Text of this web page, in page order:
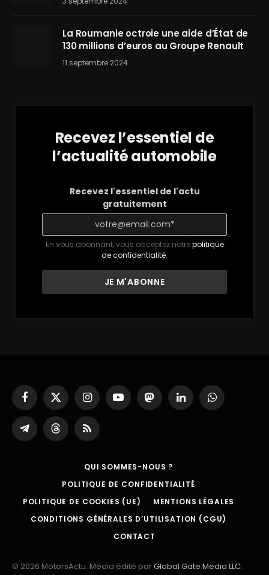
La Roumanie octroie une aide d’État de
130 millions d’euros au Groupe Renault
11 septembre 2024
Recevez l’essentiel de
l’actualité automobile
Recevez l'essentiel de l'actu
gratuitement
En vous abonnant, vous acceptez notrepolitique
de confidentialité.
Facebook
X
(Twitter)
InstagramYouTubeMastodonLinkedInWhatsApp
Partager
sur
ThreadsRSS
QUI SOMMES-NOUS ?
POLITIQUE DE CONFIDENTIALITÉ
POLITIQUE DE COOKIES (UE)
MENTIONS LÉGALES
CONDITIONS GÉNÉRALES D’UTILISATION (CGU)
CONTACT
© 2026 MotorsActu. Média édité parGlobal Gate Media LLC.